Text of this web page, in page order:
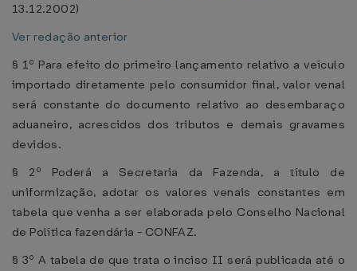
13.12.2002)
Ver redação anterior
§ 1º Para efeito do primeiro lançamento relativo a veículo
importado diretamente pelo consumidor final, valor venal
será constante do documento relativo ao desembaraço
aduaneiro, acrescidos dos tributos e demais gravames
devidos.
§ 2º Poderá a Secretaria da Fazenda, a título de
uniformização, adotar os valores venais constantes em
tabela que venha a ser elaborada pelo Conselho Nacional
de Política fazendária - CONFAZ.
§ 3º A tabela de que trata o inciso II será publicada até o